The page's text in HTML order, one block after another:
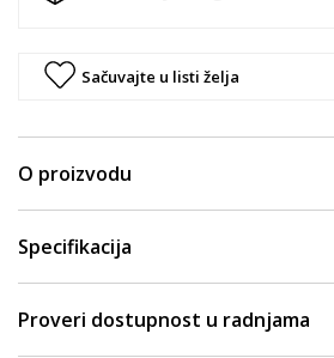
Sačuvajte u listi želja
O proizvodu
Specifikacija
Proveri dostupnost u radnjama